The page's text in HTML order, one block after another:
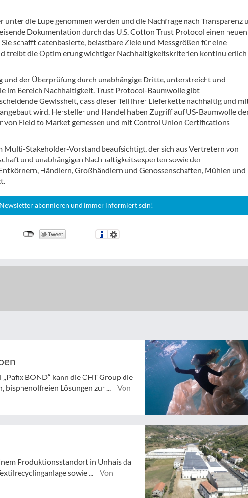
die Lupe genommen werden und die Nachfrage nach Transparenz
Dokumentation durch das U.S. Cotton Trust Protocol einen neuen
schafft datenbasierte, belastbare Ziele und Messgrößen für eine
treibt die Optimierung wichtiger Nachhaltigkeitskriterien kontinuierlich
und der Überprüfung durch unabhängige Dritte, unterstreicht und
im Bereich Nachhaltigkeit. Trust Protocol-Baumwolle gibt
Gewissheit, dass dieser Teil ihrer Lieferkette nachhaltig und
wird. Hersteller und Handel haben Zugriff auf US-Baumwolle
Field to Market gemessen und mit Control Union Certifications
Multi-Stakeholder-Vorstand beaufsichtigt, der sich aus Vertretern von
und unabhängigen Nachhaltigkeitsexperten sowie der
Händlern, Großhändlern und Genossenschaften, Mühlen und
abonnieren und immer informiert sein!
BOND“ kann die CHT Group die
bisphenolfreien Lösungen zur ...
Von
Produktionsstandort in Unhais da
sowie ...
Von